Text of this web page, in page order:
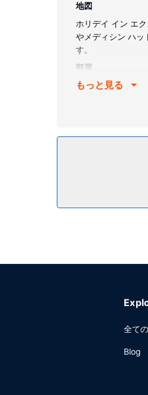
地図
ホリデイ イン エ
やメディシン ハッ
す。
部屋
全部で 96 ある冷
屋内プール、ウ
ニューススタン
無料のフル ブレ
もっと見る
全て
Blog